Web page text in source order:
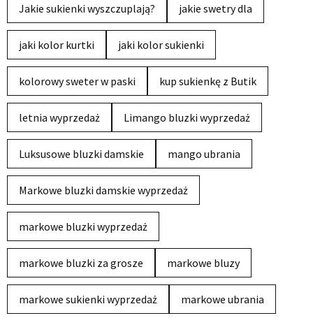
Jakie sukienki wyszczuplają? jakie swetry dla
jaki kolor kurtki jaki kolor sukienki
kolorowy sweter w paski kup sukienkę z Butik
letnia wyprzedaż Limango bluzki wyprzedaż
Luksusowe bluzki damskie mango ubrania
Markowe bluzki damskie wyprzedaż
markowe bluzki wyprzedaż
markowe bluzki za grosze markowe bluzy
markowe sukienki wyprzedaż markowe ubrania